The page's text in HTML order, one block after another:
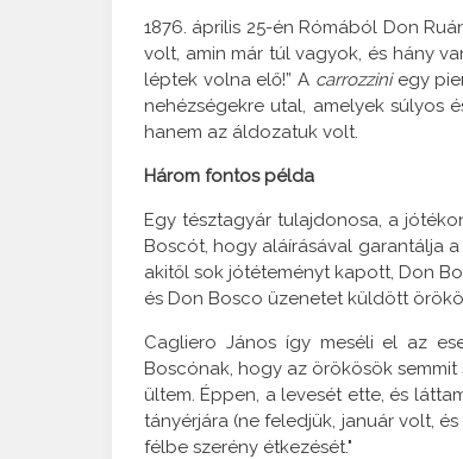
1876. április 25-én Rómából Don
volt, amin már túl vagyok, és hány
léptek volna elő!” A carrozziniegy
nehézségekre utal, amelyek súlyos
hanem az áldozatuk volt.
Három fontos példa
Egy tésztagyár tulajdonosa, a
Boscót, hogy aláírásával garantálja
akitől sok jótéteményt kapott, Don
és Don Bosco üzenetet küldött
Cagliero János így meséli el az
Boscónak, hogy az örökösök
ültem. Éppen, a levesét ette, és
tányérjára (ne feledjük, január volt,
félbe szerény étkezését."